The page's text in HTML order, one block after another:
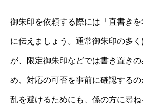
御朱印を依頼する際には「直書き
に伝えましょう。通常御朱印の多
が、限定御朱印などでは書き置き
め、対応の可否を事前に確認する
乱を避けるためにも、係の方に尋